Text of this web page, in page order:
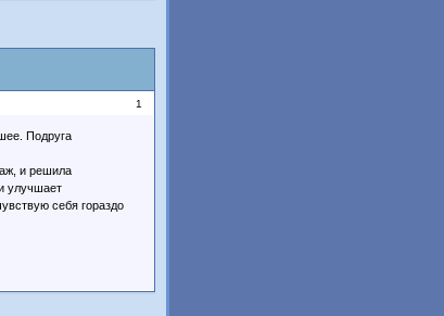
1
Подруга
и решила
улучшает
себя гораздо